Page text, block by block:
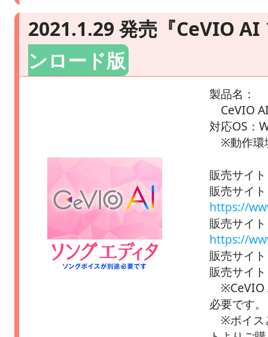
2021.1.29 発売『CeVIO
ンロード版
製品名：
CeVIO
対応OS：
※動作環
販売サイ
販売サイ
https://
販売サイ
https://
販売サイ
販売サイ
※CeVIO
必要です。
※ボイス